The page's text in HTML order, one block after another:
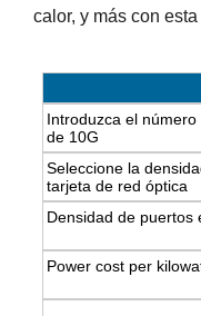
calor, y más con